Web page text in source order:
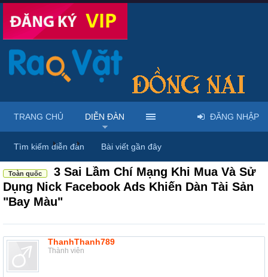
Diễn đàn ... Rao vặt tổng hợp - Uy tín - Miễn phí
Toàn quốc
3 Sai Lầm Chí Mạng Khi Mua Và Sử
Dụng Nick Facebook Ads Khiến Dàn Tài Sản
"Bay Màu"
ThanhThanh789
Thành viên
TRANG CHỦ DIỄN ĐÀN
Tìm kiếm diễn đàn Bài viết gần đây
ĐĂNG NHẬP